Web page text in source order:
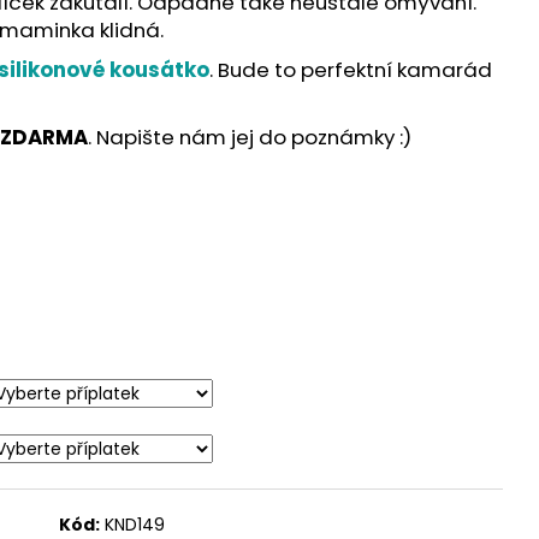
klidná.
kousátko. Bude to perfektní kamarád
. Napište nám jej do poznámky :)
Kód: KND149